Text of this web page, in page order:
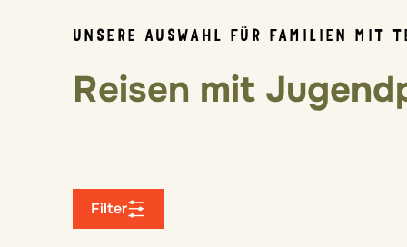
UNSERE AUSWAHL FÜR FAMILIEN MIT
Reisen mit
Filter